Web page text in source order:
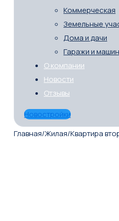
Коммерческая
Земельные
Дома и дачи
Гаражи и
О компании
Новости
Отзывы
Новостройки
Главная/Жилая/Квартира